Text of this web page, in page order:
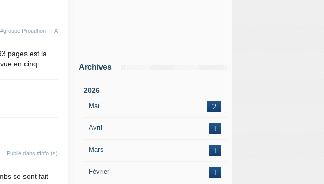
#groupe Proudhon - FA
pages est la
en cinq
Publié dans #Info (s)
se sont fait
Archives
2026
Mai 2
Avril 1
Mars 1
Février 1